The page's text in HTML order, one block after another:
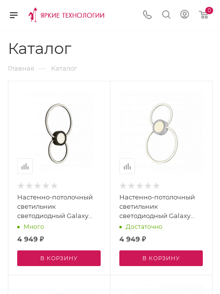
0
Каталог
Главная — Каталог
Настенно-потолочный
светильник
светодиодный Galaxy
X046324 24W 3000K BK
Много
4 949 ₽
В КОРЗИНУ
Настенно-потолочный
светильник
светодиодный Galaxy
X046324 24W 3000K WH
Достаточно
4 949 ₽
В КОРЗИНУ